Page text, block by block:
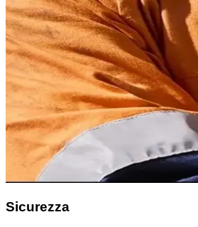
Sicurezza